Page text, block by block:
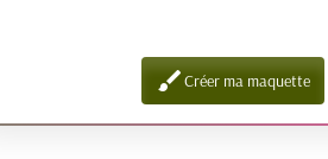
brushCréer ma maquette